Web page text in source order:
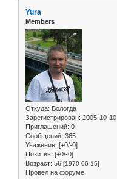
Yura
Members
Откуда: Вологда
Зарегистрирован: 2005-10-10
Приглашений: 0
Сообщений: 365
Уважение: [+0/-0]
Позитив: [+0/-0]
Возраст: 56 [1970-06-15]
Провел на форуме: